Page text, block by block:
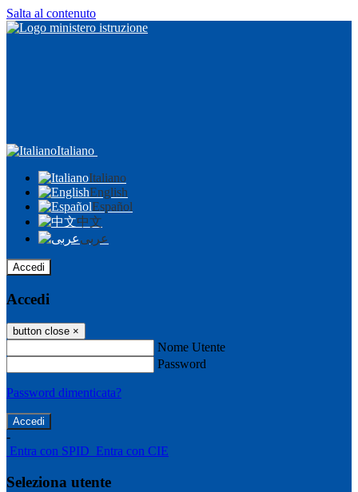
Salta al contenuto
Italiano
Italiano
English
Español
中文
عربى
Accedi
Accedi
button close ×
Nome Utente
Password
Password dimenticata?
-
Entra con SPID Entra con CIE
Seleziona utente